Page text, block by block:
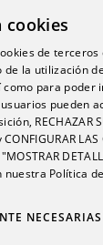
cookies
de
la utilización
para poder
pueden
RECHAZAR
LAS
Política
NECESARIAS